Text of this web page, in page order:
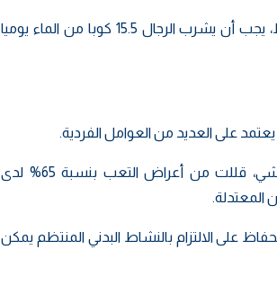
وتختلف كمية الماء التي يحتاجها كل شخص يوميا حسب الفرد، ولكن في المتوسط​​، يجب أن يشرب الرجال 15.5 كوبا من الماء يوميا
على العديد من العوامل الفردية.
على سبيل المثال، وجدت إحدى الدراسات أن التمارين منخفضة الكثافة، مثل المشي، قللت من أعراض التعب بنسبة 65% لدى
المعتدلة.
على الالتزام بالنشاط البدني المنتظم يمكن